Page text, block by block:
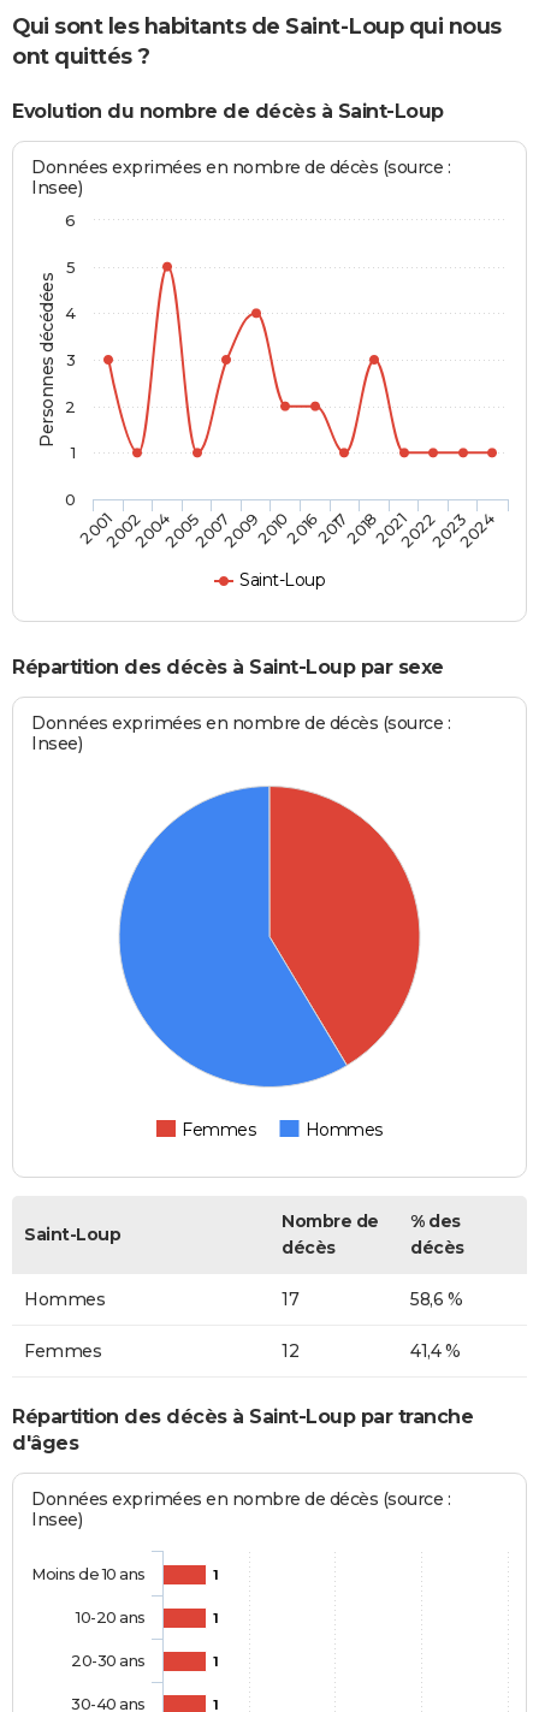
Qui sont les habitants de Saint-Loup qui nous
ont quittés ?
Evolution du nombre de décès à Saint-Loup
Personnes décédées
Données exprimées en nombre de décès (source :
Insee)
Saint-Loup
20012002200420052007200920102016201720182021202220232024
0
1
2
3
4
5
6
Répartition des décès à Saint-Loup par sexe
Données exprimées en nombre de décès (source :
Insee)
Femmes Hommes
Saint-Loup
Nombre de
décès
% des
décès
Hommes 17 58,6 %
Femmes 12 41,4 %
Répartition des décès à Saint-Loup par tranche
d'âges
Données exprimées en nombre de décès (source :
Insee)
1
1
1
1
Moins de 10 ans
10-20 ans
20-30 ans
30-40 ans